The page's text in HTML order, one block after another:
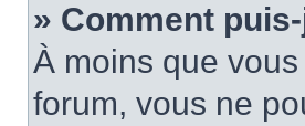
» Comment
À moins que
forum, vous ne